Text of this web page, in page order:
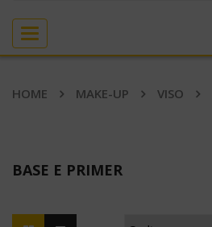
Toggle
navigation
HOME MAKE-UP VISO
BASE E PRIMER